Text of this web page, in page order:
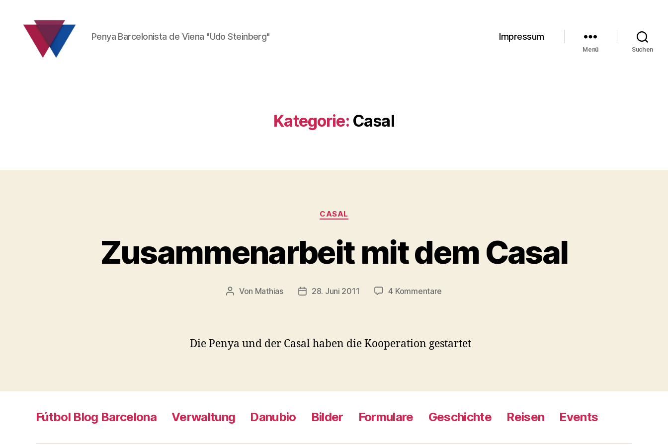
Penya Barcelonista de Viena "Udo Steinberg" Impressum
Menü Suchen
Kategorie: Casal
Kategorien
CASAL
Zusammenarbeit mit dem Casal
Beitragsautor
Von Mathias Beitragsdatum
28. Juni 2011 4 Kommentare
Casal
Die Penya und der Casal haben die Kooperation gestartet
Fútbol Blog Barcelona Verwaltung Danubio Bilder Formulare Geschichte Reisen Events